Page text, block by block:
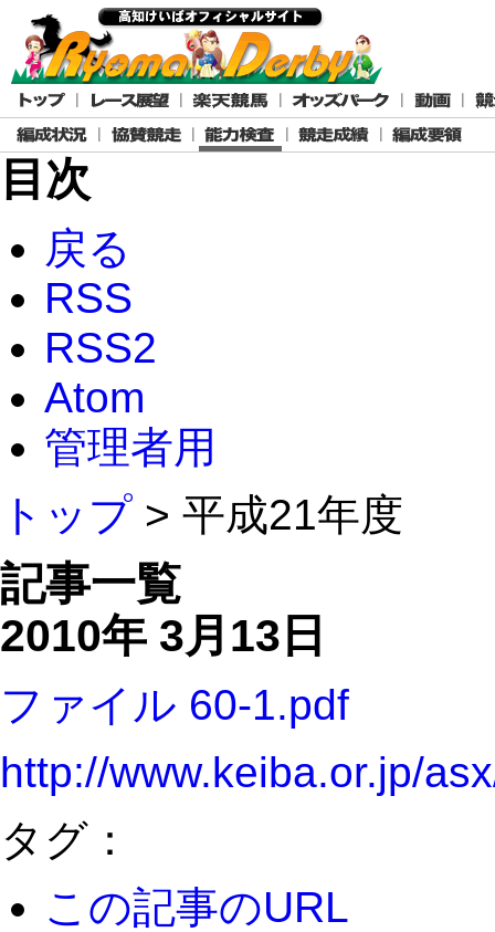
目次
戻る
RSS
RSS2
Atom
管理者用
トップ > 平成21年度
記事一覧
2010年 3月13日
ファイル 60-1.pdf
http://www.keiba.or.jp/
タグ：
この記事のURL